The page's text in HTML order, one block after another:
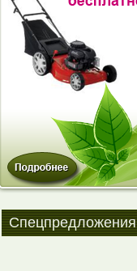
Спецпредложения